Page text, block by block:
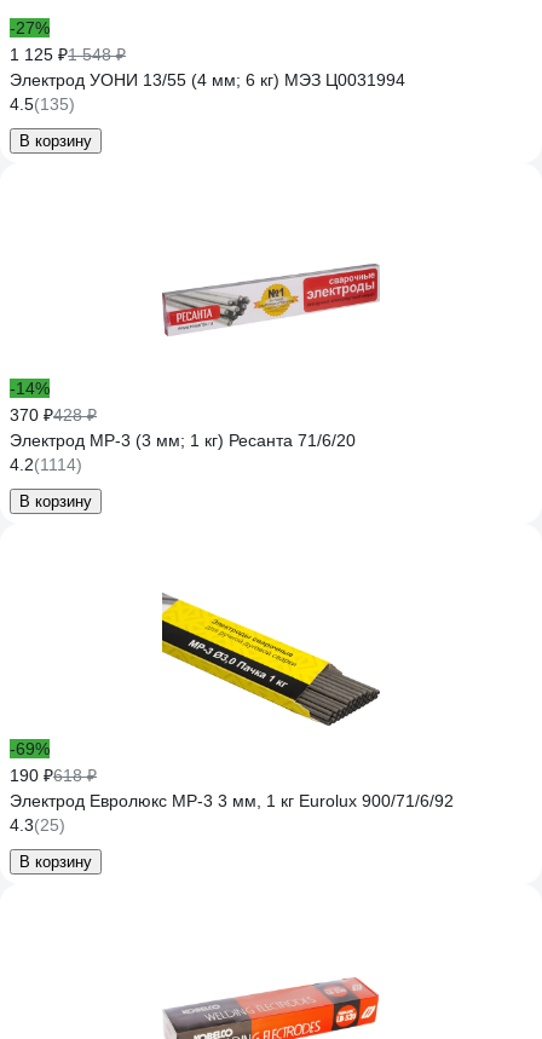
-27%
1 125 ₽1 548 ₽
Электрод УОНИ 13/55 (4 мм; 6 кг) МЭЗ Ц0031994
4.5(135)
В корзину
-14%
370 ₽428 ₽
Электрод МР-3 (3 мм; 1 кг) Ресанта 71/6/20
4.2(1114)
В корзину
-69%
190 ₽618 ₽
Электрод Евролюкс МР-3 3 мм, 1 кг Eurolux 900/71/6/92
4.3(25)
В корзину